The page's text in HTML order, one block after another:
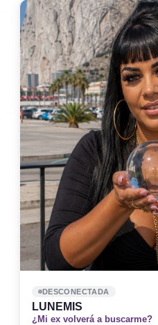
DESCONECTADA
LUNEMIS
¿Mi ex volverá a buscarme?